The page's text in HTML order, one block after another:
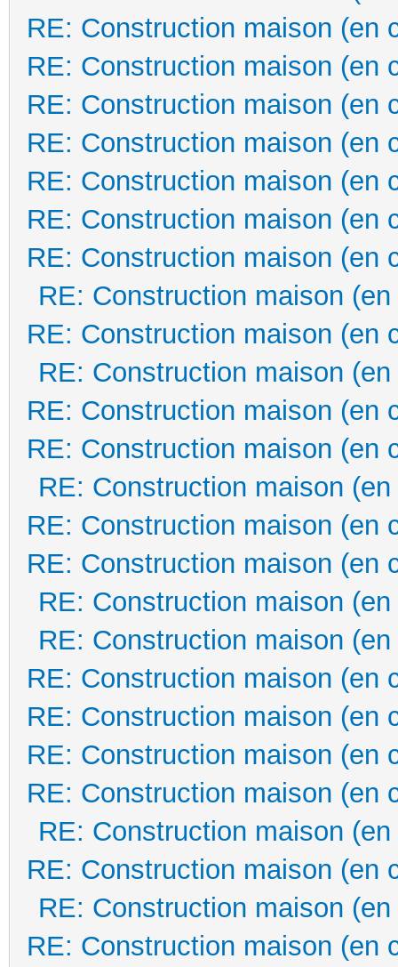
RE: Construction maison (en
RE: Construction maison (en
RE: Construction maison (en
RE: Construction maison (en
RE: Construction maison (en
RE: Construction maison (en
RE: Construction maison (en
RE: Construction maison
RE: Construction maison (en
RE: Construction maison
RE: Construction maison (en
RE: Construction maison (en
RE: Construction maison
RE: Construction maison (en
RE: Construction maison (en
RE: Construction maison
RE: Construction maison
RE: Construction maison (en
RE: Construction maison (en
RE: Construction maison (en
RE: Construction maison (en
RE: Construction maison
RE: Construction maison (en
RE: Construction maison
RE: Construction maison (en